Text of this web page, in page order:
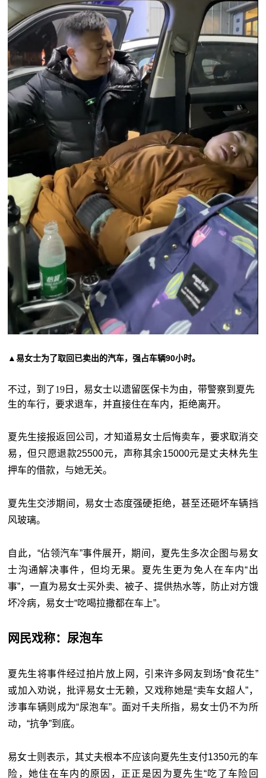
▲易女士为了取回已卖出的汽车，强占车辆90小时。
不过，到了19日，易女士以遗留医保卡为由，带警察到夏先
生的车行，要求退车，并直接住在车内，拒绝离开。
夏先生接报返回公司，才知道易女士后悔卖车，要求取消交
易，但只愿退款25500元，声称其余15000元是丈夫林先生
押车的借款，与她无关。
夏先生交涉期间，易女士态度强硬拒绝，甚至还砸坏车辆挡
风玻璃。
自此，“佔领汽车”事件展开，期间，夏先生多次企图与易女
士沟通解决事件，但均无果。夏先生更为免人在车内“出
事”，一直为易女士买外卖、被子、提供热水等，防止对方饿
坏冷病，易女士“吃喝拉撒都在车上”。
网民戏称：尿泡车
夏先生将事件经过拍片放上网，引来许多网友到场“食花生”
或加入劝说，批评易女士无赖，又戏称她是“卖车女超人”，
涉事车辆则成为“尿泡车”。面对千夫所指，易女士仍不为所
动，“抗争”到底。
易女士则表示，其丈夫根本不应该向夏先生支付1350元的车
险，她住在车内的原因，正正是因为夏先生“吃了车险回